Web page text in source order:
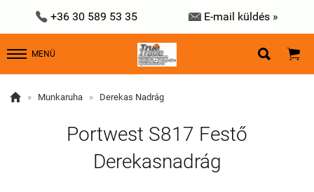
 +36 30 589 53 35  E-mail küldés »
MENÜ  
 » Munkaruha » Derekas Nadrág
Portwest S817 Festő
Derekasnadrág